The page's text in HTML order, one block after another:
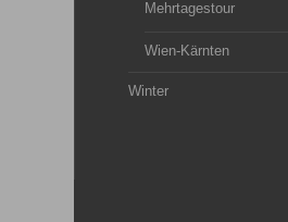
Mehrtagestour
Wien-Kärnten
Winter